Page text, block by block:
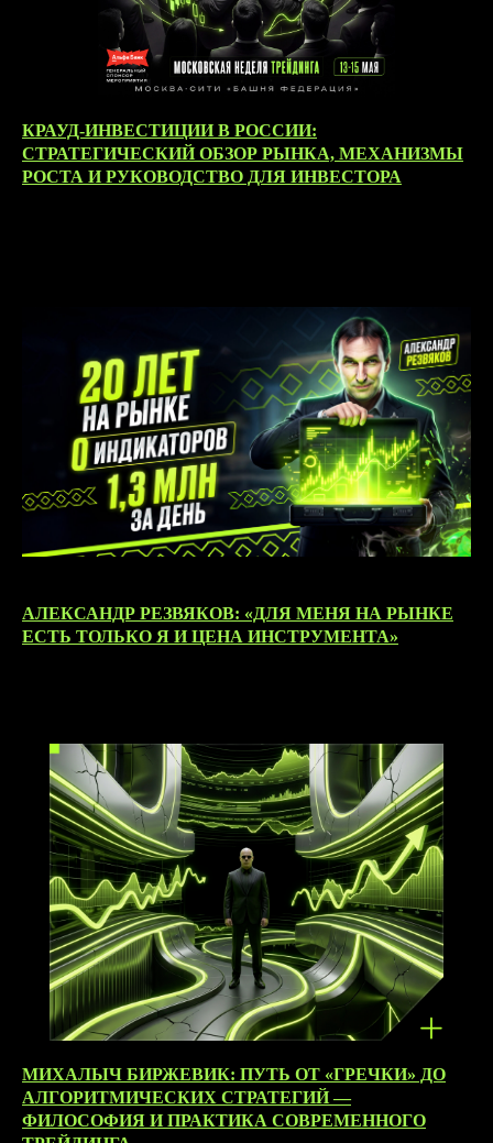
КРАУД-ИНВЕСТИЦИИ В РОССИИ:
СТРАТЕГИЧЕСКИЙ ОБЗОР РЫНКА, МЕХАНИЗМЫ
РОСТА И РУКОВОДСТВО ДЛЯ ИНВЕСТОРА
АЛЕКСАНДР РЕЗВЯКОВ: «ДЛЯ МЕНЯ НА РЫНКЕ
ЕСТЬ ТОЛЬКО Я И ЦЕНА ИНСТРУМЕНТА»
МИХАЛЫЧ БИРЖЕВИК: ПУТЬ ОТ «ГРЕЧКИ» ДО
АЛГОРИТМИЧЕСКИХ СТРАТЕГИЙ —
ФИЛОСОФИЯ И ПРАКТИКА СОВРЕМЕННОГО